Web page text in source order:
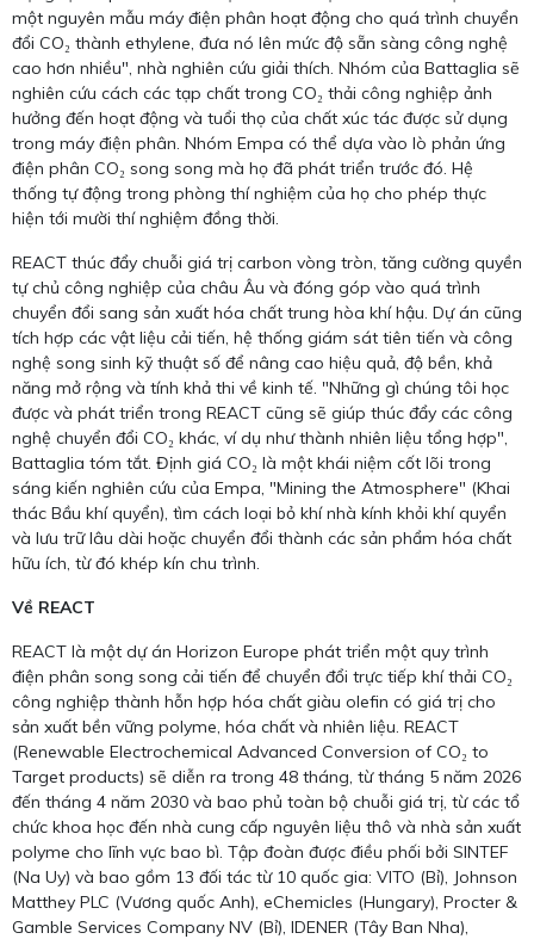
một nguyên mẫu máy điện phân hoạt động cho quá trình chuyển
đổi CO₂ thành ethylene, đưa nó lên mức độ sẵn sàng công nghệ
cao hơn nhiều", nhà nghiên cứu giải thích. Nhóm của Battaglia sẽ
nghiên cứu cách các tạp chất trong CO₂ thải công nghiệp ảnh
hưởng đến hoạt động và tuổi thọ của chất xúc tác được sử dụng
trong máy điện phân. Nhóm Empa có thể dựa vào lò phản ứng
điện phân CO₂ song song mà họ đã phát triển trước đó. Hệ
thống tự động trong phòng thí nghiệm của họ cho phép thực
hiện tới mười thí nghiệm đồng thời.
REACT thúc đẩy chuỗi giá trị carbon vòng tròn, tăng cường quyền
tự chủ công nghiệp của châu Âu và đóng góp vào quá trình
chuyển đổi sang sản xuất hóa chất trung hòa khí hậu. Dự án cũng
tích hợp các vật liệu cải tiến, hệ thống giám sát tiên tiến và công
nghệ song sinh kỹ thuật số để nâng cao hiệu quả, độ bền, khả
năng mở rộng và tính khả thi về kinh tế. "Những gì chúng tôi học
được và phát triển trong REACT cũng sẽ giúp thúc đẩy các công
nghệ chuyển đổi CO₂ khác, ví dụ như thành nhiên liệu tổng hợp",
Battaglia tóm tắt. Định giá CO₂ là một khái niệm cốt lõi trong
sáng kiến nghiên cứu của Empa, "Mining the Atmosphere" (Khai
thác Bầu khí quyển), tìm cách loại bỏ khí nhà kính khỏi khí quyển
và lưu trữ lâu dài hoặc chuyển đổi thành các sản phẩm hóa chất
hữu ích, từ đó khép kín chu trình.
Về REACT
REACT là một dự án Horizon Europe phát triển một quy trình
điện phân song song cải tiến để chuyển đổi trực tiếp khí thải CO₂
công nghiệp thành hỗn hợp hóa chất giàu olefin có giá trị cho
sản xuất bền vững polyme, hóa chất và nhiên liệu. REACT
(Renewable Electrochemical Advanced Conversion of CO₂ to
Target products) sẽ diễn ra trong 48 tháng, từ tháng 5 năm 2026
đến tháng 4 năm 2030 và bao phủ toàn bộ chuỗi giá trị, từ các tổ
chức khoa học đến nhà cung cấp nguyên liệu thô và nhà sản xuất
polyme cho lĩnh vực bao bì. Tập đoàn được điều phối bởi SINTEF
(Na Uy) và bao gồm 13 đối tác từ 10 quốc gia: VITO (Bỉ), Johnson
Matthey PLC (Vương quốc Anh), eChemicles (Hungary), Procter &
Gamble Services Company NV (Bỉ), IDENER (Tây Ban Nha),